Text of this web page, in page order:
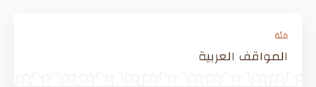
فئة
المواقف العربية